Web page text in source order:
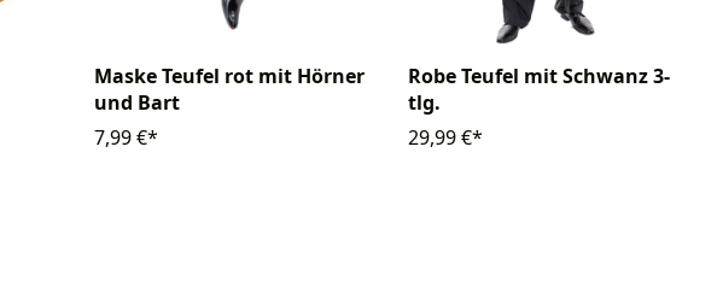
Maske Teufel rot mit Hörner
und Bart
7,99 €*
Robe Teufel mit Schwanz 3-
tlg.
29,99 €*